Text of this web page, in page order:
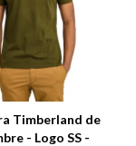
Timberland de
- Logo SS -